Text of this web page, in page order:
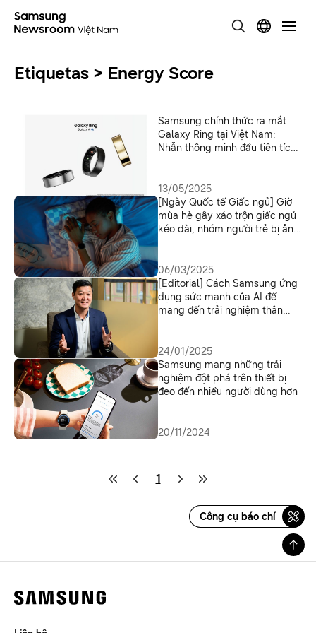
Etiquetas > Energy Score
Samsung chính thức ra mắt
Galaxy Ring tại Việt Nam:
Nhẫn thông minh đầu tiên tích
13/05/2025
[Ngày Quốc tế Giấc ngủ] Giờ
mùa hè gây xáo trộn giấc ngủ
kéo dài, nhóm người trẻ bị ảnh
06/03/2025
[Editorial] Cách Samsung ứng
dụng sức mạnh của AI để
mang đến trải nghiệm thân
24/01/2025
Samsung mang những trải
nghiệm đột phá trên thiết bị
đeo đến nhiều người dùng hơn
20/11/2024
1
Công cụ báo chí